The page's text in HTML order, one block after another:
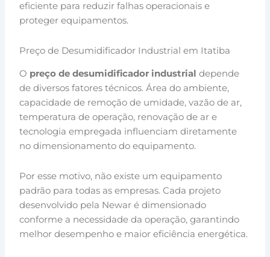
eficiente para reduzir falhas operacionais e
proteger equipamentos.
Preço de Desumidificador Industrial em Itatiba
O preço de desumidificador industrial depende
de diversos fatores técnicos. Área do ambiente,
capacidade de remoção de umidade, vazão de ar,
temperatura de operação, renovação de ar e
tecnologia empregada influenciam diretamente
no dimensionamento do equipamento.
Por esse motivo, não existe um equipamento
padrão para todas as empresas. Cada projeto
desenvolvido pela Newar é dimensionado
conforme a necessidade da operação, garantindo
melhor desempenho e maior eficiência energética.